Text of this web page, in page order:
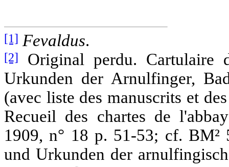
[1] Fevaldus.
[2]
Original perdu.
Urkunden der Arnulfinger,
(avec liste des manuscrits et
Recueil des chartes de
1909, n° 18 p. 51-53; cf.
und Urkunden der